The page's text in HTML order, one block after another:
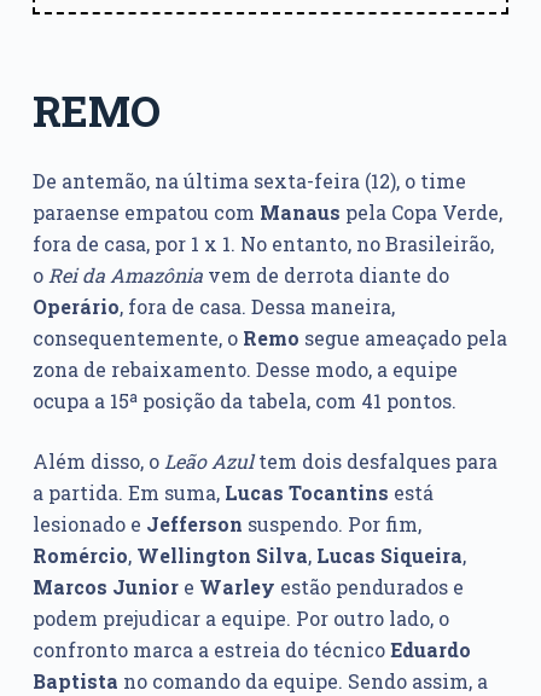
REMO
De antemão, na última sexta-feira (12), o time
paraense empatou com Manaus pela Copa Verde,
fora de casa, por 1 x 1. No entanto, no Brasileirão,
oRei da Amazôniavem de derrota diante do
Operário, fora de casa. Dessa maneira,
consequentemente, o Remo segue ameaçado pela
zona de rebaixamento. Desse modo, a equipe
ocupa a 15ª posição da tabela, com 41 pontos.
Além disso, oLeão Azultem dois desfalques para
a partida. Em suma, Lucas Tocantins está
lesionado e Jefferson suspendo. Por fim,
Romércio, Wellington Silva, Lucas Siqueira,
Marcos Juniore Warley estão pendurados e
podem prejudicar a equipe. Por outro lado, o
confronto marca a estreia do técnicoEduardo
Baptista no comando da equipe. Sendo assim, a